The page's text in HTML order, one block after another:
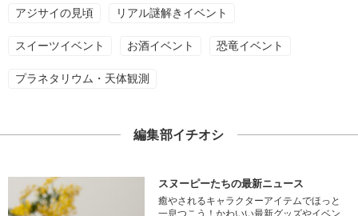
アジサイの見頃 リアル謎解きイベント
スイーツイベント お酒イベント 恐竜イベント
プラネタリウム・天体観測
編集部イチオシ
スヌーピーたちの最新ニュース
癒やされるキャラクターアイテムでほっと